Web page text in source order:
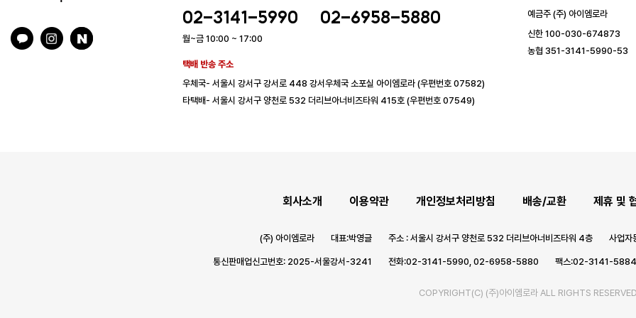
02-3141-5990 02-6958-5880
월~금 10:00 ~ 17:00
택배 반송 주소
우체국- 서울시 강서구 강서로 448 강서우체국 소포실 아이엠로라 (우편번호 07582)
타택배- 서울시 강서구 양천로 532 더리브아너비즈타워 415호 (우편번호 07549)
예금주 (주) 아이엠로라
신한 100-030-674873
농협 351-3141-5990-53
회사소개 이용약관 개인정보처리방침 배송/교환 제휴 및
(주) 아이엠로라 대표:박영글 주소 : 서울시 강서구 양천로 532 더리브아너비즈타워 4층 사업
통신판매업신고번호: 2025-서울강서-3241 전화:02-3141-5990, 02-6958-5880 팩스:02-3141-5884
COPYRIGHT(C) (주)아이엠로라 ALL RIGHTS